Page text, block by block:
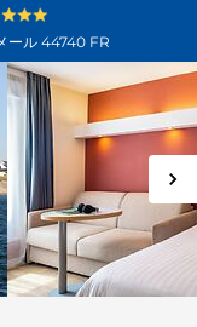
ール 44740 FR